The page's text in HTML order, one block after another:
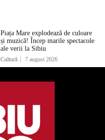
Piața Mare explodează de culoare
și muzică! Încep marile spectacole
ale verii la Sibiu
Cultură 7 august 2026